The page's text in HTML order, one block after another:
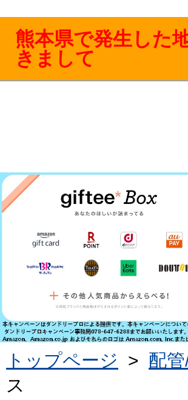
熊本県で発生した
きまして
トップページ > 配
ス